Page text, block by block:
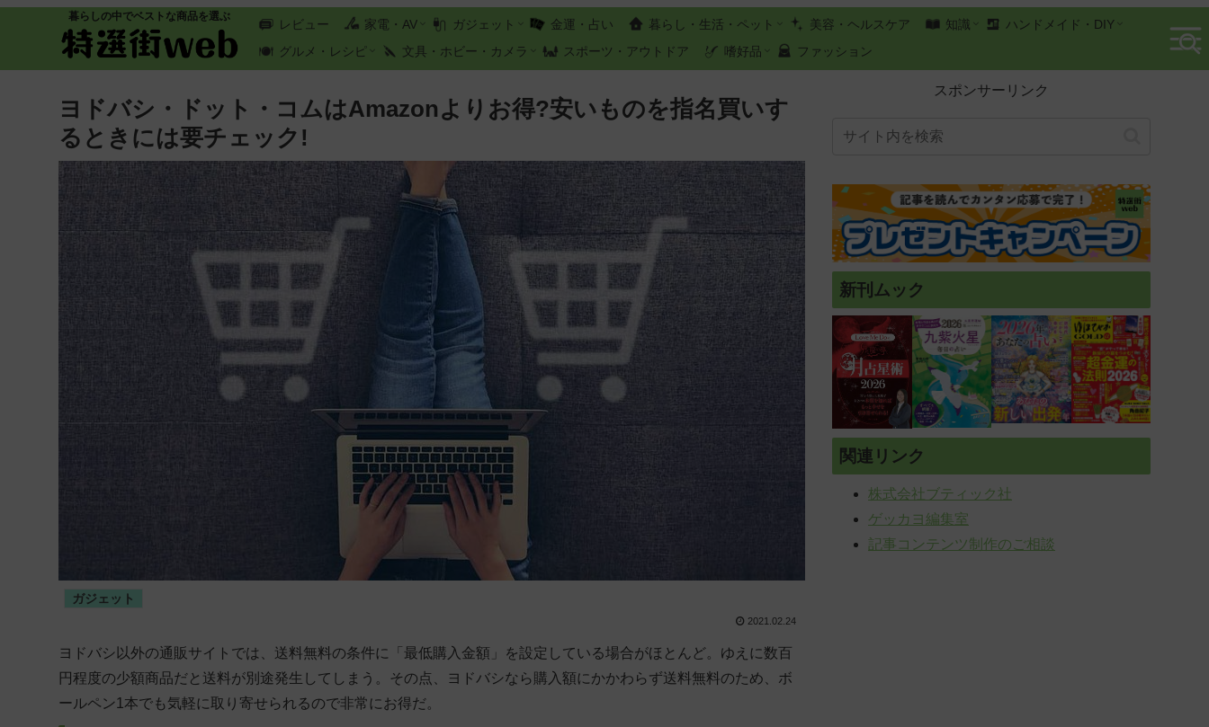
暮らしの中でベストな商品を選ぶ
レビュー 家電・AV ガジェット 金運・占い 暮らし・生活・ペット 美容・ヘルスケア 知識
ハンドメイド・DIY
グルメ・レシピ
文具・ホビー・カメラ スポーツ・アウトドア 嗜好品 ファッション
ヨドバシ・ドット・コムはAmazonよりお得?安いものを指名買いす
るときには要チェック!
ガジェット
2021.02.24
ヨドバシ以外の通販サイトでは、送料無料の条件に「最低購入金額」を設定している場合がほとんど。ゆえに数百
円程度の少額商品だと送料が別途発生してしまう。その点、ヨドバシなら購入額にかかわらず送料無料のため、ボ
ールペン1本でも気軽に取り寄せられるので非常にお得だ。
スポンサーリンク
新刊ムック
関連リンク
株式会社ブティック社
ゲッカヨ編集室
記事コンテンツ制作のご相談